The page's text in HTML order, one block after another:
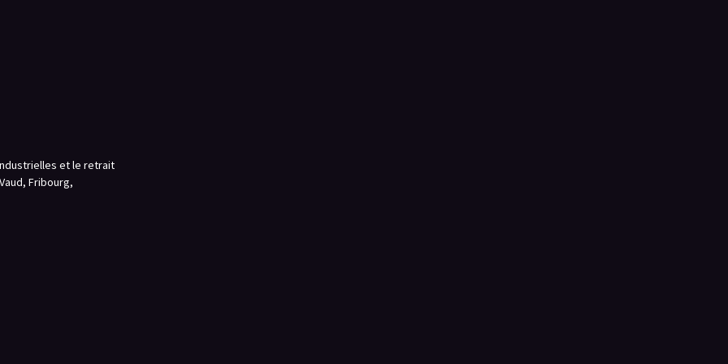
et le retrait
Fribourg,